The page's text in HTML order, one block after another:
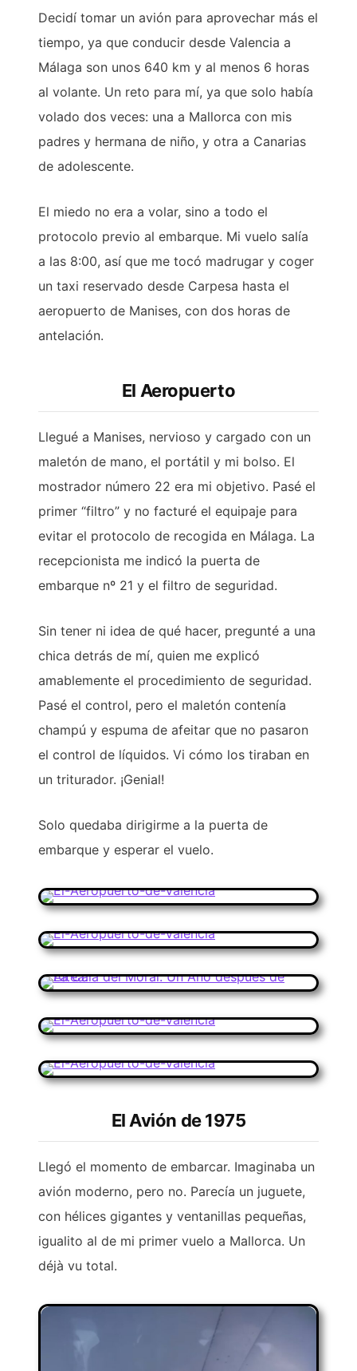
Decidí tomar un avión para aprovechar más el
tiempo, ya que conducir desde Valencia a
Málaga son unos 640 km y al menos 6 horas
al volante. Un reto para mí, ya que solo había
volado dos veces: una a Mallorca con mis
padres y hermana de niño, y otra a Canarias
de adolescente.
El miedo no era a volar, sino a todo el
protocolo previo al embarque. Mi vuelo salía
a las 8:00, así que me tocó madrugar y coger
un taxi reservado desde Carpesa hasta el
aeropuerto de Manises, con dos horas de
antelación.
El Aeropuerto
Llegué a Manises, nervioso y cargado con un
maletón de mano, el portátil y mi bolso. El
mostrador número 22 era mi objetivo. Pasé el
primer “filtro” y no facturé el equipaje para
evitar el protocolo de recogida en Málaga. La
recepcionista me indicó la puerta de
embarque nº 21 y el filtro de seguridad.
Sin tener ni idea de qué hacer, pregunté a una
chica detrás de mí, quien me explicó
amablemente el procedimiento de seguridad.
Pasé el control, pero el maletón contenía
champú y espuma de afeitar que no pasaron
el control de líquidos. Vi cómo los tiraban en
un triturador. ¡Genial!
Solo quedaba dirigirme a la puerta de
embarque y esperar el vuelo.
El Avión de 1975
Llegó el momento de embarcar. Imaginaba un
avión moderno, pero no. Parecía un juguete,
con hélices gigantes y ventanillas pequeñas,
igualito al de mi primer vuelo a Mallorca. Un
déjà vu total.